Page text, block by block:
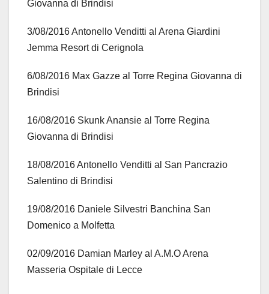
Giovanna di Brindisi
3/08/2016 Antonello Venditti al Arena Giardini
Jemma Resort di Cerignola
6/08/2016 Max Gazze al Torre Regina Giovanna di
Brindisi
16/08/2016 Skunk Anansie al Torre Regina
Giovanna di Brindisi
18/08/2016 Antonello Venditti al San Pancrazio
Salentino di Brindisi
19/08/2016 Daniele Silvestri Banchina San
Domenico a Molfetta
02/09/2016 Damian Marley al A.M.O Arena
Masseria Ospitale di Lecce